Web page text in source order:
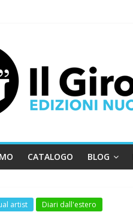
CATALOGO BLOG
artist Diari dall'estero